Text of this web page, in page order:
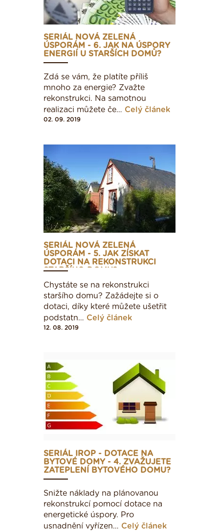
G
Rodinný dům
< 51
98 - 142
143 - 191
192 - 240
241 - 286
> 286
< 43
43 - 82
121 - 162
163 - 205
SERIÁL NOVÁ ZELENÁ
ÚSPORÁM - 6. JAK NA ÚSPORY
ENERGIÍ U STARŠÍCH DOMŮ?
Zdá se vám, že platíte příliš
mnoho za energie? Zvažte
rekonstrukci. Na samotnou
realizaci můžete če… Celý článek
02. 09. 2019
SERIÁL NOVÁ ZELENÁ
ÚSPORÁM - 5. JAK ZÍSKAT
DOTACI NA REKONSTRUKCI
STARŠÍHO DOMU?
Chystáte se na rekonstrukci
staršího domu? Zažádejte si o
dotaci, díky které můžete ušetřit
podstatn… Celý článek
12. 08. 2019
SERIÁL IROP - DOTACE NA
BYTOVÉ DOMY - 4. ZVAŽUJETE
ZATEPLENÍ BYTOVÉHO DOMU?
Snižte náklady na plánovanou
rekonstrukcí pomocí dotace na
energetické úspory. Pro
usnadnění vyřízen… Celý článek